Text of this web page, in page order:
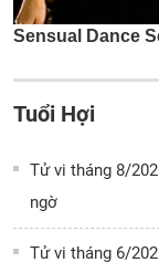
Tuổi Hợi
Tử vi tháng 8/
ngờ
Tử vi tháng 6/